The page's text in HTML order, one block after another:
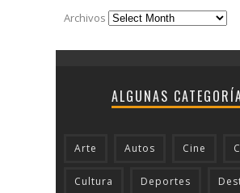
Archivos
ALGUNAS
Arte Autos Cine
Cultura Deportes